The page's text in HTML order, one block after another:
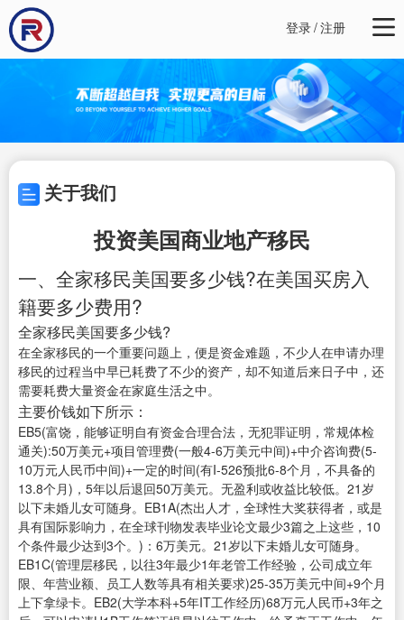
登录/注册
关于我们
投资美国商业地产移民
一、全家移民美国要多少钱?在美国买房入
籍要多少费用?
全家移民美国要多少钱?
在全家移民的一个重要问题上，便是资金难题，不少人在申请办理
移民的过程当中早已耗费了不少的资产，却不知道后来日子中，还
需要耗费大量资金在家庭生活之中。
主要价钱如下所示：
EB5(富饶，能够证明自有资金合理合法，无犯罪证明，常规体检
通关):50万美元+项目管理费(一般4-6万美元中间)+中介咨询费(5-
10万元人民币中间)+一定的时间(有I-526预批6-8个月，不具备的
13.8个月)，5年以后退回50万美元。无盈利或收益比较低。21岁
以下未婚儿女可随身。EB1A(杰出人才，全球性大奖获得者，或是
具有国际影响力，在全球刊物发表毕业论文最少3篇之上这些，10
个条件最少达到3个。)：6万美元。21岁以下未婚儿女可随身。
EB1C(管理层移民，以往3年最少1年老管工作经验，公司成立年
限、年营业额、员工人数等具有相关要求)25-35万美元中间+9个月
上下拿绿卡。EB2(大学本科+5年IT工作经历)68万元人民币+3年之